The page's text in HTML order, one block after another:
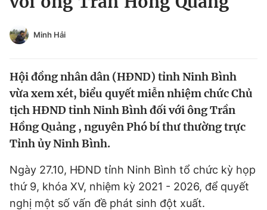
Chào ngày mới Tin 24h
Video Magazine
Sản phẩm khác
Thông tin tòa soạn Liên hệ quảng cáo
Đăng xuất
Minh Hải
Hội đồng nhân dân (HĐND) tỉnh Ninh Bình
vừa xem xét, biểu quyết miễn nhiệm chức Chủ
tịch HĐND tỉnh Ninh Bình đối với ông Trần
Hồng Quảng , nguyên Phó bí thư thường trực
Tỉnh ủy Ninh Bình.
Ngày 27.10, HĐND tỉnh Ninh Bình tổ chức kỳ họp
thứ 9, khóa XV, nhiệm kỳ 2021 - 2026, để quyết
nghị một số vấn đề phát sinh đột xuất.